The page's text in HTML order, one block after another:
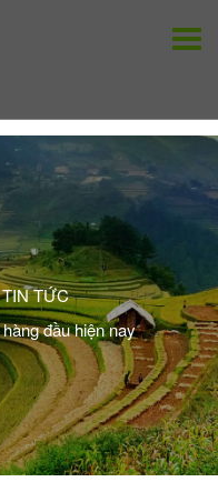
TIN TỨC
đầu hiện nay